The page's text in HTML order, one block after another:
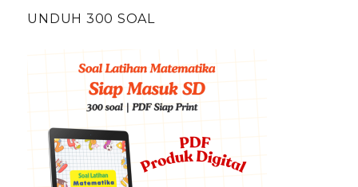
UNDUH 300 SOAL